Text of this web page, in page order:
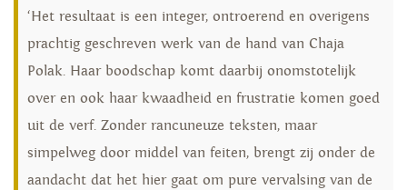
‘Het resultaat is een integer, ontroerend en overigens
prachtig geschreven werk van de hand van Chaja
Polak. Haar boodschap komt daarbij onomstotelijk
over en ook haar kwaadheid en frustratie komen goed
uit de verf. Zonder rancuneuze teksten, maar
simpelweg door middel van feiten, brengt zij onder de
aandacht dat het hier gaat om pure vervalsing van de